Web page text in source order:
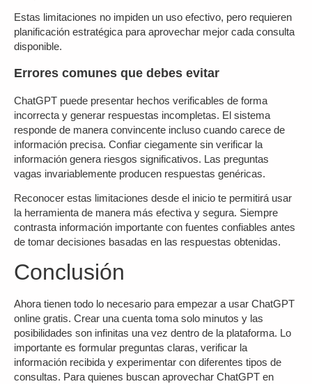
Estas limitaciones no impiden un uso efectivo, pero requieren
planificación estratégica para aprovechar mejor cada consulta
disponible.
Errores comunes que debes evitar
ChatGPT puede presentar hechos verificables de forma
incorrecta y generar respuestas incompletas. El sistema
responde de manera convincente incluso cuando carece de
información precisa. Confiar ciegamente sin verificar la
información genera riesgos significativos. Las preguntas
vagas invariablemente producen respuestas genéricas.
Reconocer estas limitaciones desde el inicio te permitirá usar
la herramienta de manera más efectiva y segura. Siempre
contrasta información importante con fuentes confiables antes
de tomar decisiones basadas en las respuestas obtenidas.
Conclusión
Ahora tienen todo lo necesario para empezar a usar ChatGPT
online gratis. Crear una cuenta toma solo minutos y las
posibilidades son infinitas una vez dentro de la plataforma. Lo
importante es formular preguntas claras, verificar la
información recibida y experimentar con diferentes tipos de
consultas. Para quienes buscan aprovechar ChatGPT en